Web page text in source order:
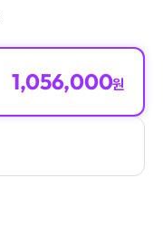
1,056,000원